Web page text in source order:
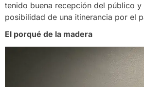
tenido buena recepción del público
posibilidad de una itinerancia por el
El porqué de la madera